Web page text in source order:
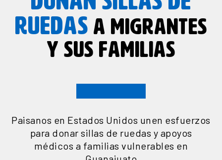
RUEDAS A MIGRANTES
Y SUS FAMILIAS
Paisanos en Estados Unidos unen esfuerzos
para donar sillas de ruedas y apoyos
médicos a familias vulnerables en